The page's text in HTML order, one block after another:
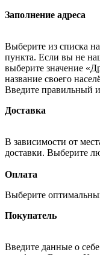
Заполнение адреса
Выберите из списка
пункта. Если вы не
выберите значение
название своего
Введите правильный
Доставка
В зависимости от
доставки. Выберите
Оплата
Выберите
Покупатель
Введите данные о